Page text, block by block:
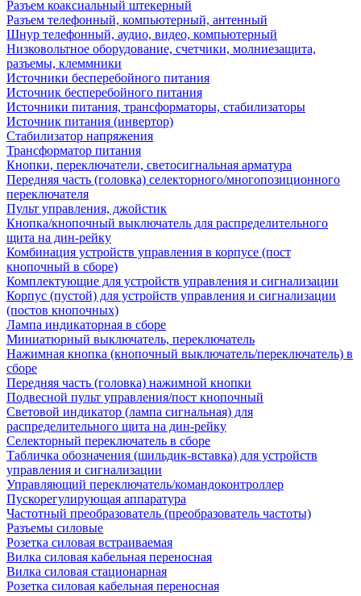
Разъем коаксиальный штекерный
Разъем телефонный, компьютерный, антенный
Шнур телефонный, аудио, видео, компьютерный
Низковольтное оборудование, счетчики, молниезащита,
разъемы, клеммники
Источники бесперебойного питания
Источник бесперебойного питания
Источники питания, трансформаторы, стабилизаторы
Источник питания (инвертор)
Стабилизатор напряжения
Трансформатор питания
Кнопки, переключатели, светосигнальная арматура
Передняя часть (головка) селекторного/многопозиционного
переключателя
Пульт управления, джойстик
Кнопка/кнопочный выключатель для распределительного
щита на дин-рейку
Комбинация устройств управления в корпусе (пост
кнопочный в сборе)
Комплектующие для устройств управления и сигнализации
Корпус (пустой) для устройств управления и сигнализации
(постов кнопочных)
Лампа индикаторная в сборе
Миниатюрный выключатель, переключатель
Нажимная кнопка (кнопочный выключатель/переключатель) в
сборе
Передняя часть (головка) нажимной кнопки
Подвесной пульт управления/пост кнопочный
Световой индикатор (лампа сигнальная) для
распределительного щита на дин-рейку
Селекторный переключатель в сборе
Табличка обозначения (шильдик-вставка) для устройств
управления и сигнализации
Управляющий переключатель/командоконтроллер
Пускорегулирующая аппаратура
Частотный преобразователь (преобразователь частоты)
Разъемы силовые
Розетка силовая встраиваемая
Вилка силовая кабельная переносная
Вилка силовая стационарная
Розетка силовая кабельная переносная